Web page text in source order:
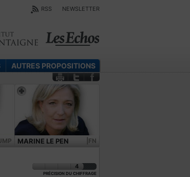
RSS NEWSLETTER
AUTRES PROPOSITIONS
MARINE LE PEN |FN
4
PRÉCISION DU CHIFFRAGE